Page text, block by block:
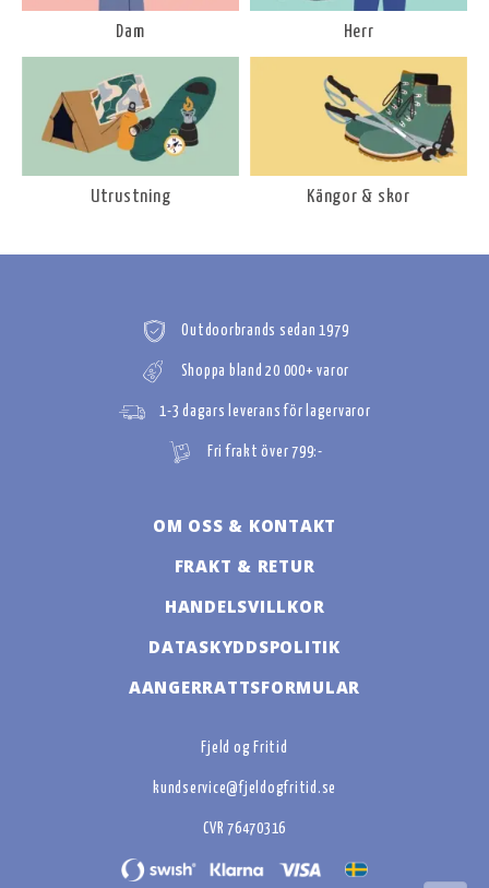
Dam Herr
Utrustning Kängor & skor
Outdoorbrands sedan 1979
Shoppa bland 20 000+ varor
1-3 dagars leverans för lagervaror
Fri frakt över 799:-
OM OSS & KONTAKT
FRAKT & RETUR
HANDELSVILLKOR
DATASKYDDSPOLITIK
AANGERRATTSFORMULAR
Fjeld og Fritid
kundservice@fjeldogfritid.se
CVR 76470316